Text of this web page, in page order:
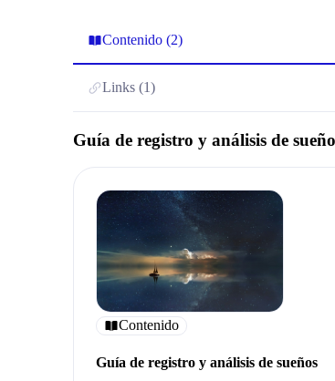
Contenido (2)
Links (1)
Guía de registro y análisis de
Contenido
Guía de registro y análisis de sueños